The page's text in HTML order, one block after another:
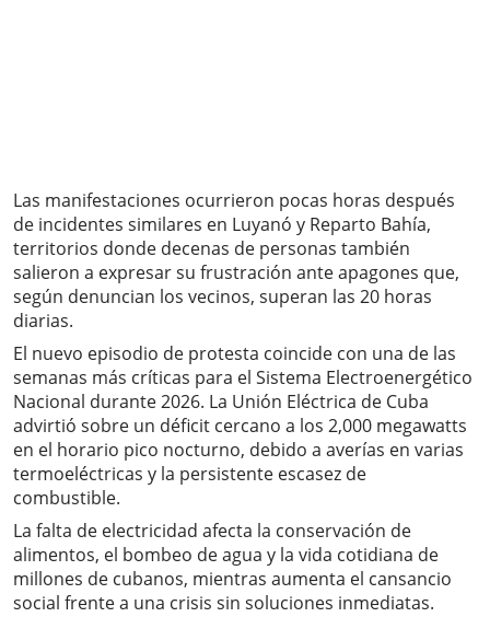
Las manifestaciones ocurrieron pocas horas después
de incidentes similares en Luyanó y Reparto Bahía,
territorios donde decenas de personas también
salieron a expresar su frustración ante apagones que,
según denuncian los vecinos, superan las 20 horas
diarias.
El nuevo episodio de protesta coincide con una de las
semanas más críticas para el Sistema Electroenergético
Nacional durante 2026. La Unión Eléctrica de Cuba
advirtió sobre un déficit cercano a los 2,000 megawatts
en el horario pico nocturno, debido a averías en varias
termoeléctricas y la persistente escasez de
combustible.
La falta de electricidad afecta la conservación de
alimentos, el bombeo de agua y la vida cotidiana de
millones de cubanos, mientras aumenta el cansancio
social frente a una crisis sin soluciones inmediatas.